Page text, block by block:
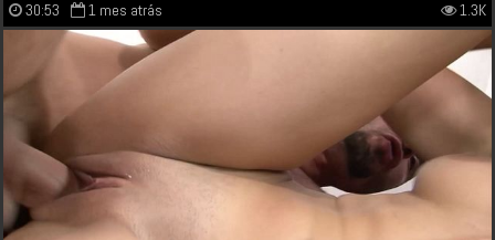
30:53 1 mes atrás 1.3K